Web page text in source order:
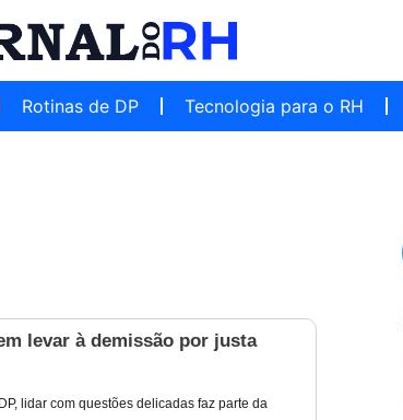
Rotinas de DP Tecnologia para o RH
levar à demissão por justa
lidar com questões delicadas faz parte da